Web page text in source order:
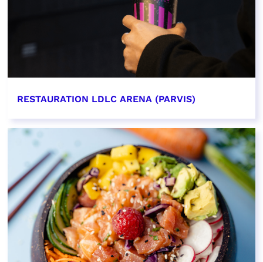
RESTAURATION LDLC ARENA (PARVIS)
EN SAVOIR PLUS